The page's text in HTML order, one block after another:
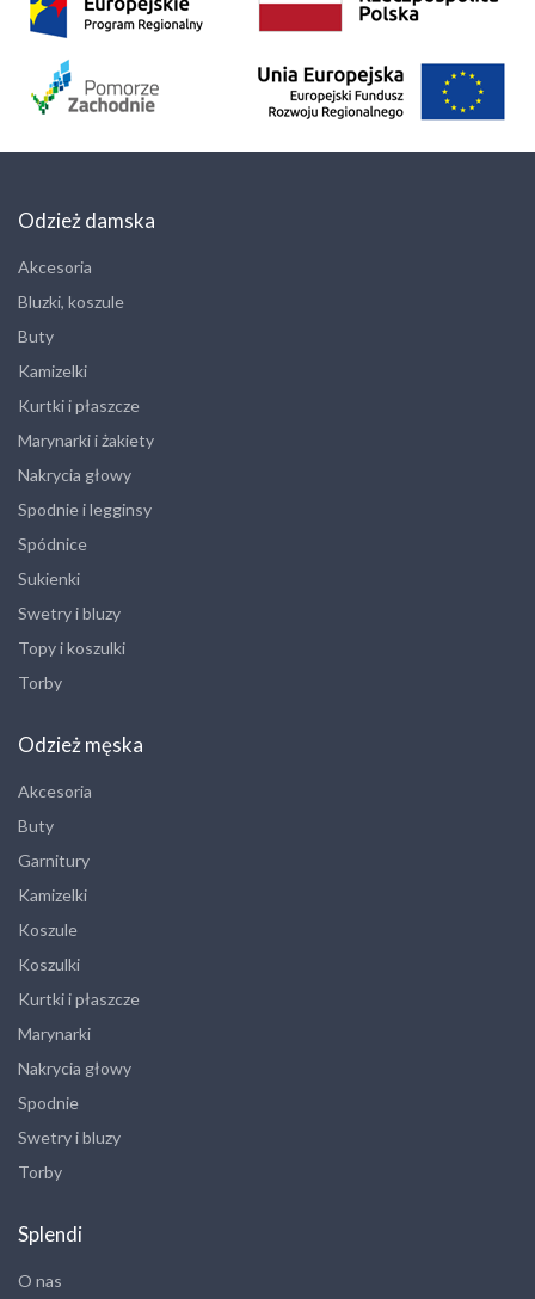
Odzież damska
Akcesoria
Bluzki, koszule
Buty
Kamizelki
Kurtki i płaszcze
Marynarki i żakiety
Nakrycia głowy
Spodnie i legginsy
Spódnice
Sukienki
Swetry i bluzy
Topy i koszulki
Torby
Odzież męska
Akcesoria
Buty
Garnitury
Kamizelki
Koszule
Koszulki
Kurtki i płaszcze
Marynarki
Nakrycia głowy
Spodnie
Swetry i bluzy
Torby
Splendi
O nas